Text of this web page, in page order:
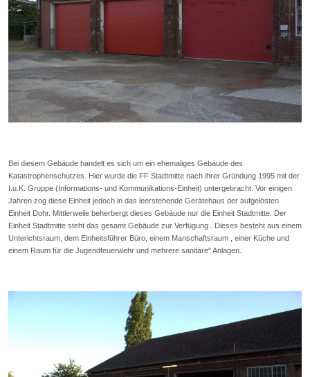
Bei diesem Gebäude handelt es sich um ein ehemaliges Gebäude des
Katastrophenschutzes. Hier wurde die FF Stadtmitte nach ihrer Gründung 1995 mit der
I.u.K. Gruppe (Informations- und Kommunikations-Einheit) untergebracht. Vor einigen
Jahren zog diese Einheit jedoch in das leerstehende Gerätehaus der aufgelösten
Einheit Dohr. Mittlerweile beherbergt dieses Gebäude nur die Einheit Stadtmitte. Der
Einheit Stadtmitte steht das gesamt Gebäude zur Verfügung . Dieses besteht aus einem
Unterichtsraum, dem Einheitsführer Büro, einem Manschaftsraum , einer Küche und
einem Raum für die Jugendfeuerwehr und mehrere sanitäre" Anlagen.